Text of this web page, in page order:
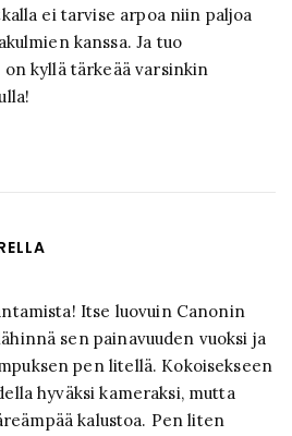
ei tarvise arpoa niin paljoa
kanssa. Ja tuo
kyllä tärkeää varsinkin
Itse luovuin Canonin
sen painavuuden vuoksi ja
pen litellä. Kokoisekseen
hyväksi kameraksi, mutta
kalustoa. Pen liten